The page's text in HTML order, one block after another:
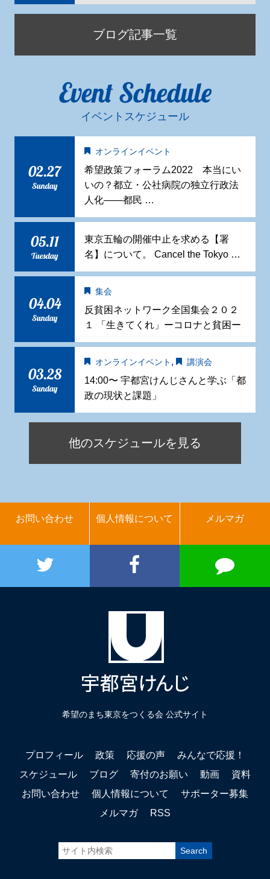
ブログ記事一覧
Event Schedule
イベントスケジュール
02.27
Sunday
オンラインイベント
希望政策フォーラム2022 本当にい
いの？都立・公社病院の独立行政法
人化——都民 …
05.11
Tuesday
東京五輪の開催中止を求める【署
名】について。 Cancel the Tokyo …
04.04
Sunday
集会
反貧困ネットワーク全国集会２０２
１ 「生きてくれ」ーコロナと貧困ー
03.28
Sunday
オンラインイベント , 講演会
14:00〜 宇都宮けんじさんと学ぶ「都
政の現状と課題」
他のスケジュールを見る
お問い合わせ 個人情報について メルマガ
希望のまち東京をつくる会 公式サイト
プロフィール 政策 応援の声
みんなで応援！
スケジュール
ブログ 寄付のお願い 動画
資料
お問い合わせ
個人情報について
サポーター募集
メルマガ
RSS